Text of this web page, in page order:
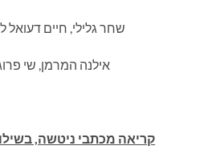
שחר גלילי, חיים דעואל
אילנה המרמן, שי
קריאה מכתבי ניטשה,